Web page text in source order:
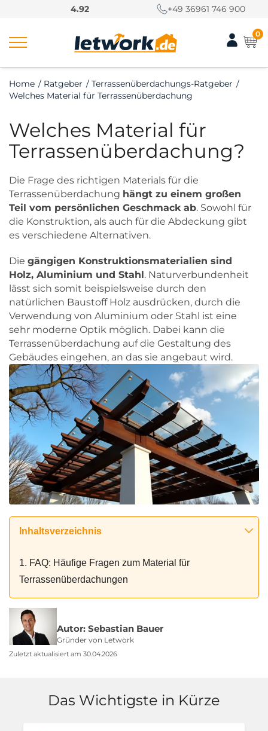
4.92 +49 36961 746 900
0
Home / Ratgeber / Terrassenüberdachungs-Ratgeber /
Welches Material für Terrassenüberdachung
Welches Material für
Terrassenüberdachung?
Die Frage des richtigen Materials für die
Terrassenüberdachung hängt zu einem großen
Teil vom persönlichen Geschmack ab. Sowohl für
die Konstruktion, als auch für die Abdeckung gibt
es verschiedene Alternativen.
Die gängigen Konstruktionsmaterialien sind
Holz, Aluminium und Stahl. Naturverbundenheit
lässt sich somit beispielsweise durch den
natürlichen Baustoff Holz ausdrücken, durch die
Verwendung von Aluminium oder Stahl ist eine
sehr moderne Optik möglich. Dabei kann die
Terrassenüberdachung auf die Gestaltung des
Gebäudes eingehen, an das sie angebaut wird.
Inhaltsverzeichnis
1. FAQ: Häufige Fragen zum Material für
Terrassenüberdachungen
Autor: Sebastian Bauer
Gründer von Letwork
Zuletzt aktualisiert am 30.04.2026
Das Wichtigste in Kürze